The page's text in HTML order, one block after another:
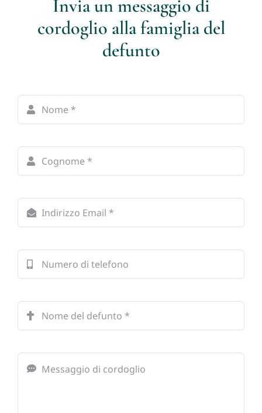
Invia un messaggio di
cordoglio alla famiglia del
defunto